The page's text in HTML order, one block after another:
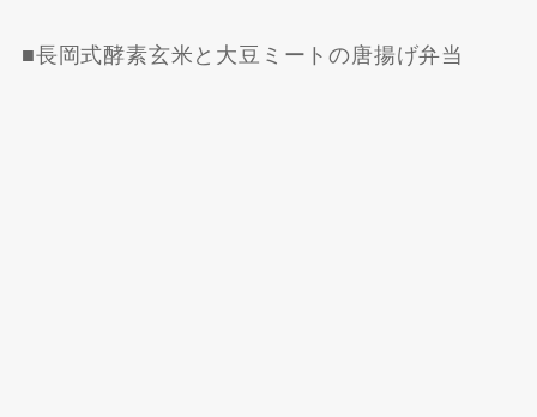
■長岡式酵素玄米と大豆ミートの唐揚げ弁当